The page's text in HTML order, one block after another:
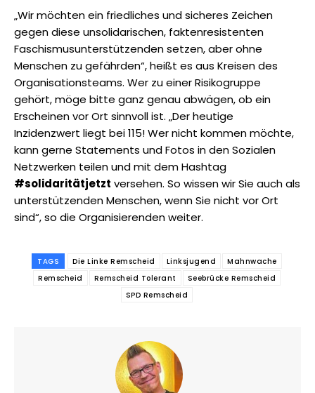
„Wir möchten ein friedliches und sicheres Zeichen
gegen diese unsolidarischen, faktenresistenten
Faschismusunterstützenden setzen, aber ohne
Menschen zu gefährden“, heißt es aus Kreisen des
Organisationsteams. Wer zu einer Risikogruppe
gehört, möge bitte ganz genau abwägen, ob ein
Erscheinen vor Ort sinnvoll ist. „Der heutige
Inzidenzwert liegt bei 115! Wer nicht kommen möchte,
kann gerne Statements und Fotos in den Sozialen
Netzwerken teilen und mit dem Hashtag
#solidaritätjetzt versehen. So wissen wir Sie auch als
unterstützenden Menschen, wenn Sie nicht vor Ort
sind“, so die Organisierenden weiter.
TAGS Die Linke Remscheid Linksjugend
Mahnwache
Remscheid
Remscheid Tolerant
Seebrücke Remscheid
SPD Remscheid